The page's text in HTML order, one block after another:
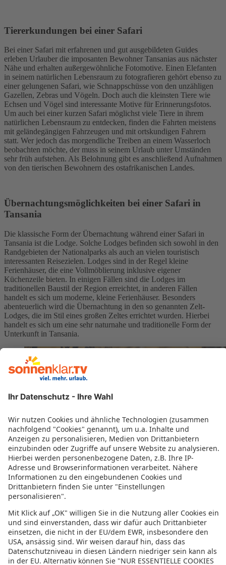
Tiererkundungen bei einer Safari
Bei einer Safari mit erfahrenen und gut ausgebildeten Guides
erleben Urlauber die imposanten Bewohner Tansanias aus nächster
Nähe und erhalten außergewöhnliche Fotomotive. Einen Elefanten
in seinem natürlichen Lebensraum zu fotografieren gehört ebenso zu
einer gelungenen Safari, wie Schnappschüsse von den unzähligen
Gazellen, Zebras und Vögeln. Doch auch die kleinsten Tiere wie
Echsen und Vögel sind interessante Motive für Erinnerungsfotos.
Um auch bei einer kurzen Safari möglichst viele Tiere in ihrem
natürlichen Lebensraum zu entdecken, finden die Fahrten meistens
mit geländegängigen Fahrzeugen und mit ortskundigen Fahrern
statt. Wer jedoch das morgendliche Treiben an einem Wasserloch
beobachten möchte, der muss in seinem Urlaub unter Umständen
sehr früh aufstehen. Als Belohnung gibt es anschließend Aufnahmen
von den tierischen Bewohnern des ostafrikanischen Landes.
Übernachtungsmöglichkeiten bei einer Safari in
Tansania
Die klassische Form der Übernachtung während einer Safari in
Tansania ist die Lodge. Solche Lodges befinden sich sowohl in den
Randgebieten der Nationalparks als auch an vielen touristisch
interessanten Reisezielen. Lodges sind in der Regel kleine
Ferienhäuser, die eine Vollmöblierung inklusive eigener
Küchenzeile bieten. In einigen Fällen sind die Lodges im
traditionellen Baustil der Region erreichtet, in anderen Fällen
handelt es sich um moderne, kleine Ferienhäuser. Besonders
abenteuerlich wird die Übernachtung in den so genannten Zelt-
Lodges, die im Stil eines großen Zeltes errichtet wurden. Hierbei
handelt es sich um eine sehr naturnahe und traditionelle Form der
Unterkunft in Tansania.
Bewertung für sonnenklar.TV – EUVIA Travel
GmbH